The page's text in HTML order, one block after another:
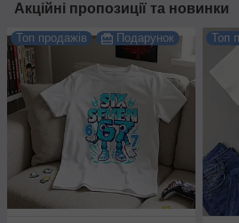
Акційні пропозиції та новинки
Топ продажів Подарунок Топ